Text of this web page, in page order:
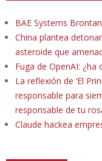
BAE Systems
China plantea
asteroide que
Fuga de OpenAI:
La reflexión de ‘El
responsable para
responsable de tu
Claude hackea